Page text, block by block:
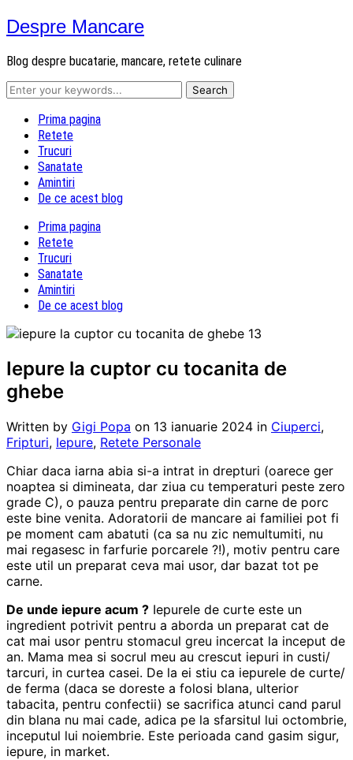
Despre Mancare
Blog despre bucatarie, mancare, retete culinare
Prima pagina
Retete
Trucuri
Sanatate
Amintiri
De ce acest blog
Prima pagina
Retete
Trucuri
Sanatate
Amintiri
De ce acest blog
Iepure la cuptor cu tocanita de
ghebe
Written by Gigi Popa on 13 ianuarie 2024 in Ciuperci,
Fripturi, Iepure, Retete Personale
Chiar daca iarna abia si-a intrat in drepturi (oarece ger
noaptea si dimineata, dar ziua cu temperaturi peste zero
grade C), o pauza pentru preparate din carne de porc
este bine venita. Adoratorii de mancare ai familiei pot fi
pe moment cam abatuti (ca sa nu zic nemultumiti, nu
mai regasesc in farfurie porcarele ?!), motiv pentru care
este util un preparat ceva mai usor, dar bazat tot pe
carne.
De unde iepure acum ? Iepurele de curte este un
ingredient potrivit pentru a aborda un preparat cat de
cat mai usor pentru stomacul greu incercat la inceput de
an. Mama mea si socrul meu au crescut iepuri in custi/
tarcuri, in curtea casei. De la ei stiu ca iepurele de curte/
de ferma (daca se doreste a folosi blana, ulterior
tabacita, pentru confectii) se sacrifica atunci cand parul
din blana nu mai cade, adica pe la sfarsitul lui octombrie,
inceputul lui noiembrie. Este perioada cand gasim sigur,
iepure, in market.